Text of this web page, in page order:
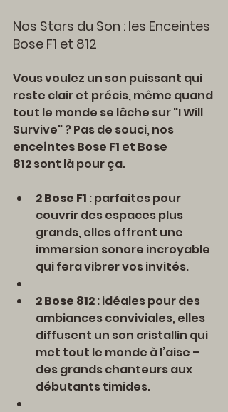
Nos Stars du Son : les Enceintes
Bose F1 et 812
Vous voulez un son puissant qui
reste clair et précis, même quand
tout le monde se lâche sur "I Will
Survive" ? Pas de souci, nos
enceintes Bose F1 et Bose
812 sont là pour ça.
2 Bose F1 : parfaites pour
couvrir des espaces plus
grands, elles offrent une
immersion sonore incroyable
qui fera vibrer vos invités.
2 Bose 812 : idéales pour des
ambiances conviviales, elles
diffusent un son cristallin qui
met tout le monde à l’aise –
des grands chanteurs aux
débutants timides.